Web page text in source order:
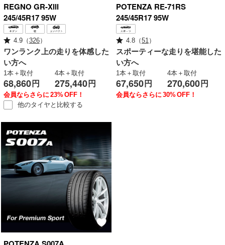
REGNO GR-XⅢ
245/45R17 95W
4.9（326）
ワンランク上の走りを体感した
い方へ
1本＋取付
68,860 円
4本＋取付
275,440 円
会員ならさらに23%OFF！
他のタイヤと 比較する
POTENZA RE-71RS
245/45R17 95W
4.8（51）
スポーティーな走りを堪能した
い方へ
1本＋取付
67,650 円
4本＋取付
270,600 円
会員ならさらに30%OFF！